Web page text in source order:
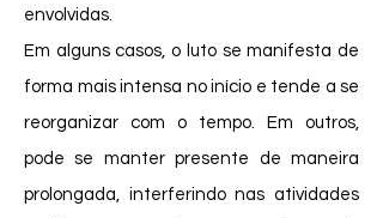
envolvidas.
Em alguns casos, o luto se manifesta de
forma mais intensa no início e tende a se
reorganizar com o tempo. Em outros,
pode se manter presente de maneira
prolongada, interferindo nas atividades